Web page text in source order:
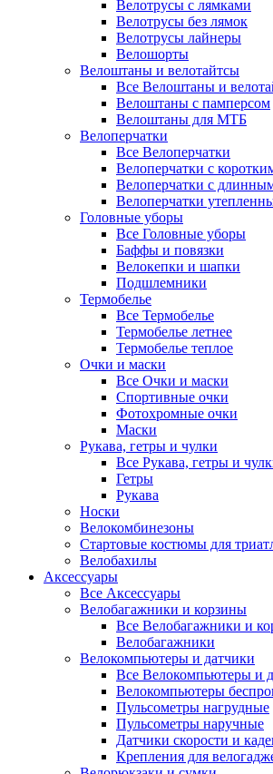
Велотрусы с лямками
Велотрусы без лямок
Велотрусы лайнеры
Велошорты
Велоштаны и велотайтсы
Все Велоштаны и
Велоштаны с памперсом
Велоштаны для МТБ
Велоперчатки
Все Велоперчатки
Велоперчатки с
Велоперчатки с
Велоперчатки
Головные уборы
Все Головные уборы
Баффы и повязки
Велокепки и шапки
Подшлемники
Термобелье
Все Термобелье
Термобелье летнее
Термобелье теплое
Очки и маски
Все Очки и маски
Спортивные очки
Фотохромные очки
Маски
Рукава, гетры и чулки
Все Рукава, гетры и
Гетры
Рукава
Носки
Велокомбинезоны
Стартовые костюмы для
Велобахилы
Аксессуары
Все Аксессуары
Велобагажники и корзины
Все Велобагажники и
Велобагажники
Велокомпьютеры и датчики
Все Велокомпьютеры и
Велокомпьютеры
Пульсометры нагрудные
Пульсометры наручные
Датчики скорости и
Крепления для